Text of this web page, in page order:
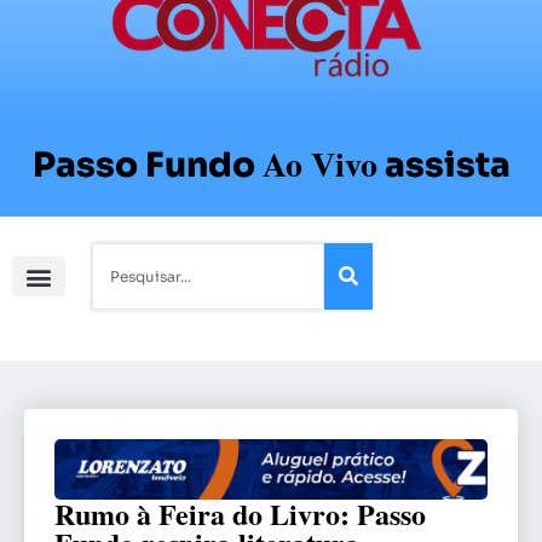
Passo FundoAo Vivoassista
Rumo à Feira do Livro: Passo